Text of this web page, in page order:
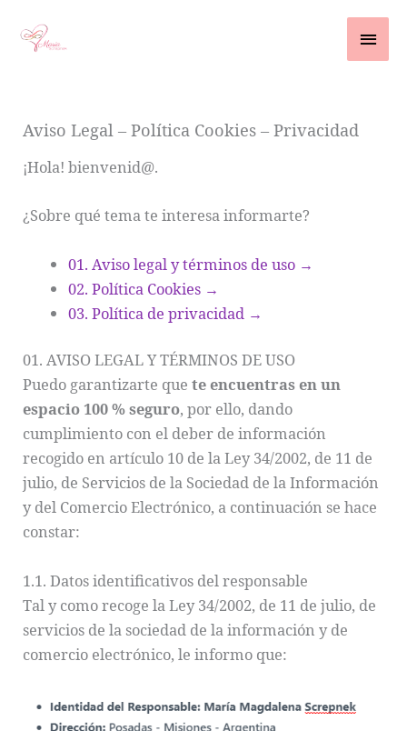
Aviso Legal – Política Cookies – Privacidad
¡Hola! bienvenid@.
¿Sobre qué tema te interesa informarte?
01. Aviso legal y términos de uso →
02. Política Cookies →
03. Política de privacidad →
01. AVISO LEGAL Y TÉRMINOS DE USO
Puedo garantizarte quete encuentras en un
espacio 100 % seguro, por ello, dando
cumplimiento con el deber de información
recogido en artículo 10 de la Ley 34/2002, de 11 de
julio, de Servicios de la Sociedad de la Información
y del Comercio Electrónico, a continuación se hace
constar:
1.1. Datos identificativos del responsable
Tal y como recoge la Ley 34/2002, de 11 de julio, de
servicios de la sociedad de la información y de
comercio electrónico, le informo que: